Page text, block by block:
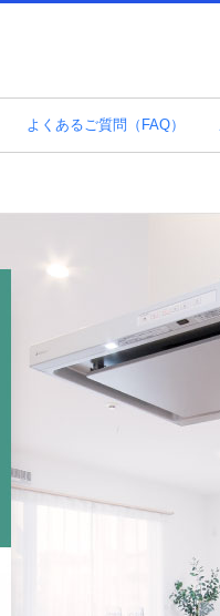
よくあるご質問（FAQ）